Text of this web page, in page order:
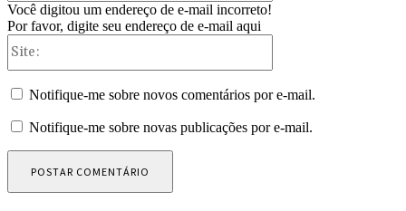
Você digitou um endereço de e-mail incorreto!
Por favor, digite seu endereço de e-mail aqui
Notifique-me sobre novos comentários por e-mail.
Notifique-me sobre novas publicações por e-mail.